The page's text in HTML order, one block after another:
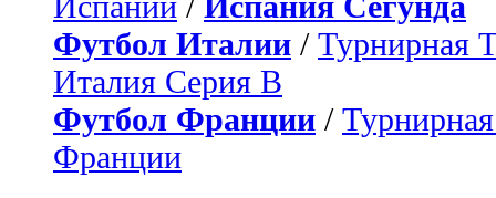
Футбол Италии / Турнирная
Италия Серия B
Футбол Франции /
Франции